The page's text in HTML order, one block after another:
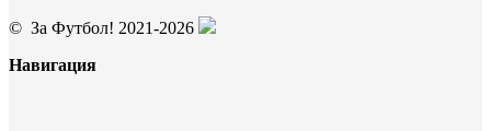
© За Футбол! 2021-2026
Навигация